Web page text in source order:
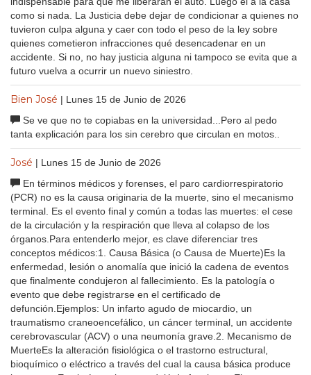
como si nada. La Justicia debe dejar de condicionar a quienes no
tuvieron culpa alguna y caer con todo el peso de la ley sobre
quienes cometieron infracciones qué desencadenar en un
accidente. Si no, no hay justicia alguna ni tampoco se evita que a
futuro vuelva a ocurrir un nuevo siniestro.
Bien José | Lunes 15 de Junio de 2026
Se ve que no te copiabas en la universidad...Pero al pedo
tanta explicación para los sin cerebro que circulan en motos..
José | Lunes 15 de Junio de 2026
En términos médicos y forenses, el paro cardiorrespiratorio
(PCR) no es la causa originaria de la muerte, sino el mecanismo
terminal. Es el evento final y común a todas las muertes: el cese
de la circulación y la respiración que lleva al colapso de los
órganos.Para entenderlo mejor, es clave diferenciar tres
conceptos médicos:1. Causa Básica (o Causa de Muerte)Es la
enfermedad, lesión o anomalía que inició la cadena de eventos
que finalmente condujeron al fallecimiento. Es la patología o
evento que debe registrarse en el certificado de
defunción.Ejemplos: Un infarto agudo de miocardio, un
traumatismo craneoencefálico, un cáncer terminal, un accidente
cerebrovascular (ACV) o una neumonía grave.2. Mecanismo de
MuerteEs la alteración fisiológica o el trastorno estructural,
bioquímico o eléctrico a través del cual la causa básica produce